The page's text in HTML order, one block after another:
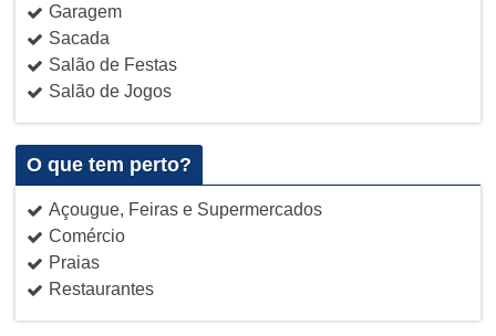
Garagem
Sacada
Salão de Festas
Salão de Jogos
O que tem perto?
Açougue, Feiras e Supermercados
Comércio
Praias
Restaurantes